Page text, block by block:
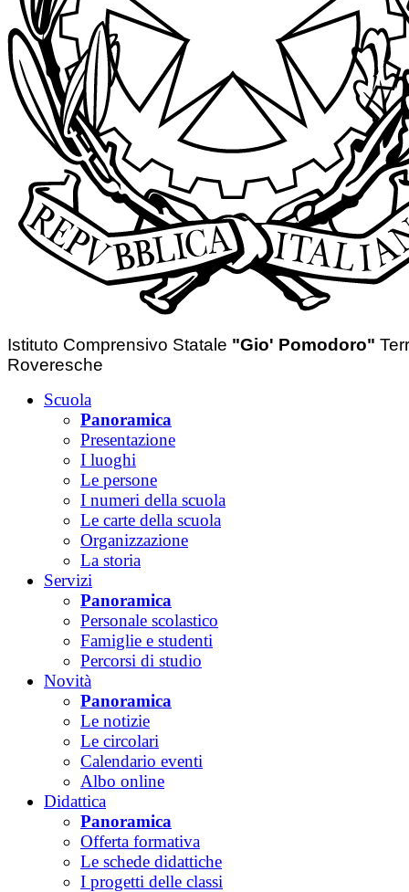
Istituto Comprensivo Statale "Gio' Pomodoro"
Roveresche
Scuola
Panoramica
Presentazione
I luoghi
Le persone
I numeri della scuola
Le carte della scuola
Organizzazione
La storia
Servizi
Panoramica
Personale scolastico
Famiglie e studenti
Percorsi di studio
Novità
Panoramica
Le notizie
Le circolari
Calendario eventi
Albo online
Didattica
Panoramica
Offerta formativa
Le schede didattiche
I progetti delle classi